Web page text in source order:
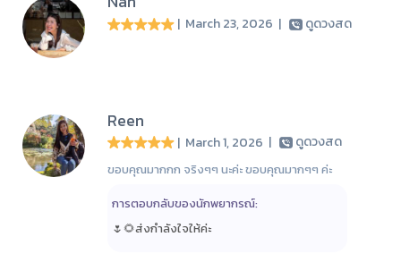
| March 23, 2026 | ดูดวงสด
Reen
| March 1, 2026 | ดูดวงสด
ขอบคุณมากกก จริงๆๆ นะค่ะ ขอบคุณมากๆๆ ค่ะ
การตอบกลับของนักพยากรณ์:
🌷🌻ส่งกำลังใจให้ค่ะ